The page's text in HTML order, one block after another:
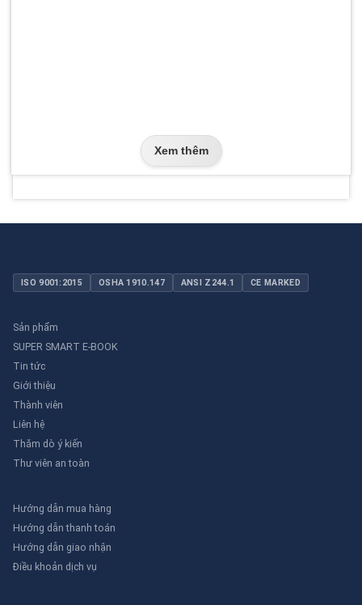
Xem thêm
ISO 9001:2015 OSHA 1910.147 ANSI Z244.1 CE MARKED
Sản phẩm
SUPER SMART E-BOOK
Tin tức
Giới thiệu
Thành viên
Liên hệ
Thăm dò ý kiến
Thư viên an toàn
Hướng dẫn mua hàng
Hướng dẫn thanh toán
Hướng dẫn giao nhận
Điều khoản dịch vụ